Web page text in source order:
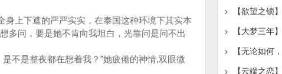
身上下遮的严严实实，在泰国这种环境下其实本
多问，要是她不肯向我坦白，光靠问是问不出
不是整夜都在想着我？”她疲倦的神情,双眼微
【欲望之锁
【大梦三年
【云端之恋